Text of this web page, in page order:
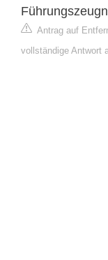
Antrag auf
vollständige Antwort